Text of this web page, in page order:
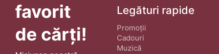
favorit
de cărți!
Legături rapide
Promoții
Cadouri
Muzică